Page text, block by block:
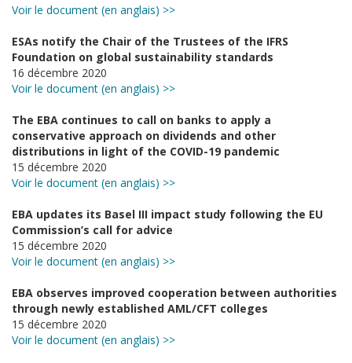
Voir le document (en anglais) >>
ESAs notify the Chair of the Trustees of the IFRS
Foundation on global sustainability standards
16 décembre 2020
Voir le document (en anglais) >>
The EBA continues to call on banks to apply a
conservative approach on dividends and other
distributions in light of the COVID-19 pandemic
15 décembre 2020
Voir le document (en anglais) >>
EBA updates its Basel III impact study following the EU
Commission’s call for advice
15 décembre 2020
Voir le document (en anglais) >>
EBA observes improved cooperation between authorities
through newly established AML/CFT colleges
15 décembre 2020
Voir le document (en anglais) >>